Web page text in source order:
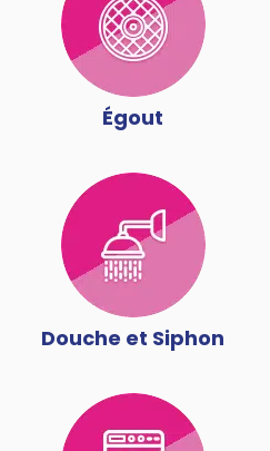
Égout
Douche et Siphon